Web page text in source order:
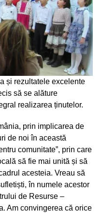
și rezultatele excelente
să se alăture
realizarea ținutelor.
prin implicarea de
de noi în această
comunitate”, prin care
să fie mai unită și să
acesteia. Vreau să
în numele acestor
de Resurse –
Am convingerea că orice